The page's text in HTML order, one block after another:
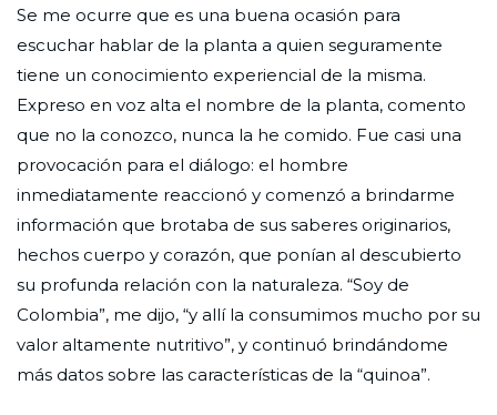
Se me ocurre que es una buena ocasión para
escuchar hablar de la planta a quien seguramente
tiene un conocimiento experiencial de la misma.
Expreso en voz alta el nombre de la planta, comento
que no la conozco, nunca la he comido. Fue casi una
provocación para el diálogo: el hombre
inmediatamente reaccionó y comenzó a brindarme
información que brotaba de sus saberes originarios,
hechos cuerpo y corazón, que ponían al descubierto
su profunda relación con la naturaleza. “Soy de
Colombia”, me dijo, “y allí la consumimos mucho por su
valor altamente nutritivo”, y continuó brindándome
más datos sobre las características de la “quinoa”.